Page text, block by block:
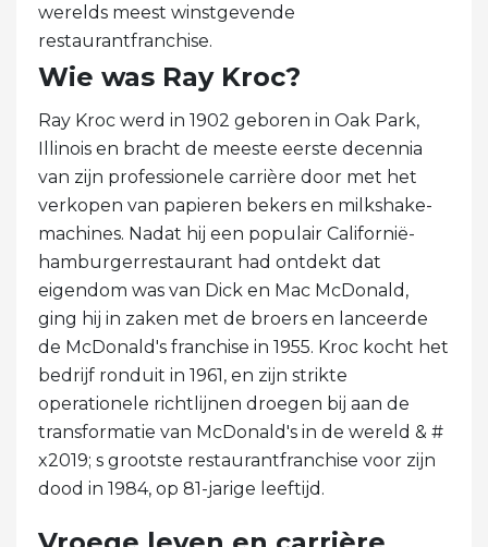
werelds meest winstgevende
restaurantfranchise.
Wie was Ray Kroc?
Ray Kroc werd in 1902 geboren in Oak Park,
Illinois en bracht de meeste eerste decennia
van zijn professionele carrière door met het
verkopen van papieren bekers en milkshake-
machines. Nadat hij een populair Californië-
hamburgerrestaurant had ontdekt dat
eigendom was van Dick en Mac McDonald,
ging hij in zaken met de broers en lanceerde
de McDonald's franchise in 1955. Kroc kocht het
bedrijf ronduit in 1961, en zijn strikte
operationele richtlijnen droegen bij aan de
transformatie van McDonald's in de wereld & #
x2019; s grootste restaurantfranchise voor zijn
dood in 1984, op 81-jarige leeftijd.